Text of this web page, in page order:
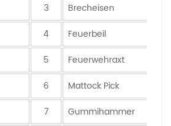
3
Brecheisen
4
Feuerbeil
5
Feuerwehraxt
6
Mattock Pick
7
Gummihammer